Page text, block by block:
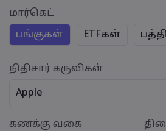
மார்கெட்
பங்குகள்
ETFகள்
நிதிசார் கருவிகள்
Apple
கணக்கு வகை